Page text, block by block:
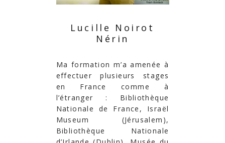
Lucille Noirot
Nérin
Ma formation m’a amenée à
effectuer plusieurs stages
en France comme à
l’étranger : Bibliothèque
Nationale de France, Israël
Museum (Jérusalem),
Bibliothèque Nationale